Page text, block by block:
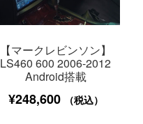
【マークレビンソン】
LS460 600 2006-2012
Android搭載
¥248,600 （税込）